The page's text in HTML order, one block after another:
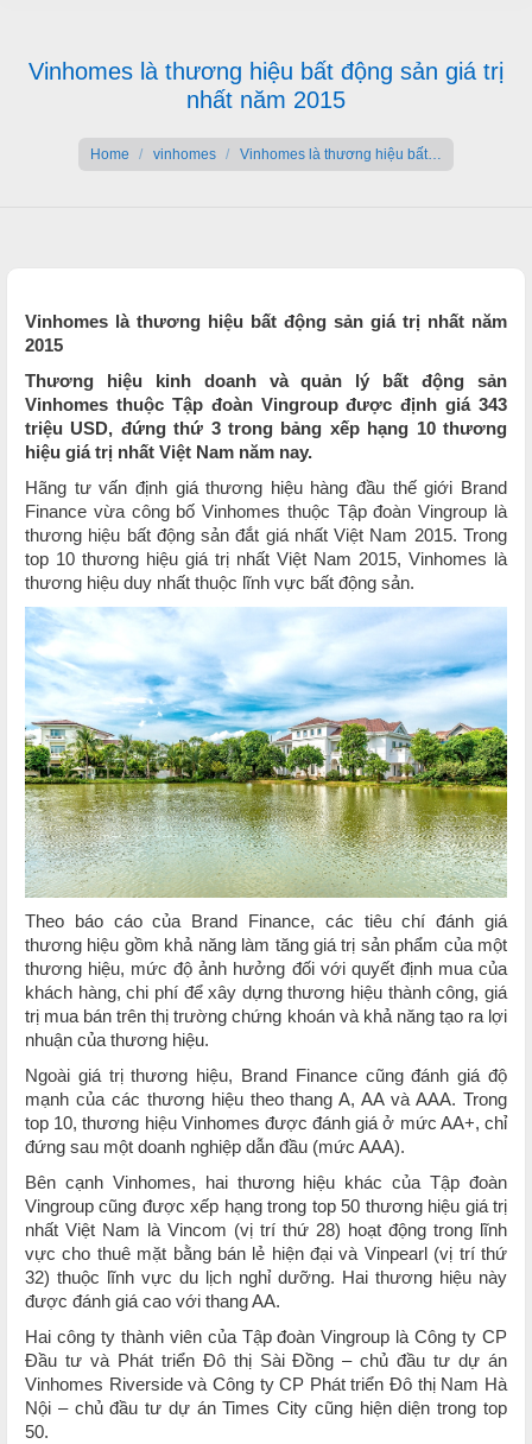
Vinhomes là thương hiệu bất động sản giá trị
nhất năm 2015
Home vinhomes Vinhomes là thương hiệu bất…
Vinhomes là thương hiệu bất động sản giá trị nhất năm
2015
Thương hiệu kinh doanh và quản lý bất động sản
Vinhomes thuộc Tập đoàn Vingroup được định giá 343
triệu USD, đứng thứ 3 trong bảng xếp hạng 10 thương
hiệu giá trị nhất Việt Nam năm nay.
Hãng tư vấn định giá thương hiệu hàng đầu thế giới Brand
Finance vừa công bố Vinhomes thuộc Tập đoàn Vingroup là
thương hiệu bất động sản đắt giá nhất Việt Nam 2015. Trong
top 10 thương hiệu giá trị nhất Việt Nam 2015, Vinhomes là
thương hiệu duy nhất thuộc lĩnh vực bất động sản.
Theo báo cáo của Brand Finance, các tiêu chí đánh giá
thương hiệu gồm khả năng làm tăng giá trị sản phẩm của một
thương hiệu, mức độ ảnh hưởng đối với quyết định mua của
khách hàng, chi phí để xây dựng thương hiệu thành công, giá
trị mua bán trên thị trường chứng khoán và khả năng tạo ra lợi
nhuận của thương hiệu.
Ngoài giá trị thương hiệu, Brand Finance cũng đánh giá độ
mạnh của các thương hiệu theo thang A, AA và AAA. Trong
top 10, thương hiệu Vinhomes được đánh giá ở mức AA+, chỉ
đứng sau một doanh nghiệp dẫn đầu (mức AAA).
Bên cạnh Vinhomes, hai thương hiệu khác của Tập đoàn
Vingroup cũng được xếp hạng trong top 50 thương hiệu giá trị
nhất Việt Nam là Vincom (vị trí thứ 28) hoạt động trong lĩnh
vực cho thuê mặt bằng bán lẻ hiện đại và Vinpearl (vị trí thứ
32) thuộc lĩnh vực du lịch nghỉ dưỡng. Hai thương hiệu này
được đánh giá cao với thang AA.
Hai công ty thành viên của Tập đoàn Vingroup là Công ty CP
Đầu tư và Phát triển Đô thị Sài Đồng – chủ đầu tư dự án
Vinhomes Riverside và Công ty CP Phát triển Đô thị Nam Hà
Nội – chủ đầu tư dự án Times City cũng hiện diện trong top
50.